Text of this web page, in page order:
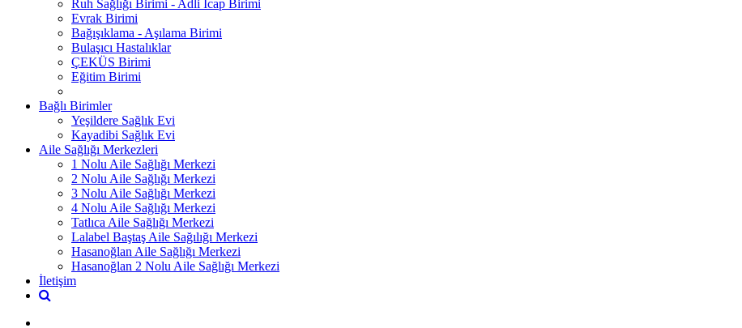
Ruh Sağlığı Birimi - Adli İcap Birimi
Evrak Birimi
Bağışıklama - Aşılama Birimi
Bulaşıcı Hastalıklar
ÇEKÜS Birimi
Eğitim Birimi
Bağlı Birimler
Yeşildere Sağlık Evi
Kayadibi Sağlık Evi
Aile Sağlığı Merkezleri
1 Nolu Aile Sağlığı Merkezi
2 Nolu Aile Sağlığı Merkezi
3 Nolu Aile Sağlığı Merkezi
4 Nolu Aile Sağlığı Merkezi
Tatlıca Aile Sağlığı Merkezi
Lalabel Baştaş Aile Sağılığı Merkezi
Hasanoğlan Aile Sağlığı Merkezi
Hasanoğlan 2 Nolu Aile Sağlığı Merkezi
İletişim